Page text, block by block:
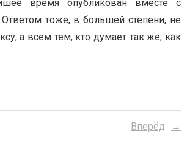
время опубликован вместе с
тоже, в большей степени, не
а всем тем, кто думает так же, как
Вперёд